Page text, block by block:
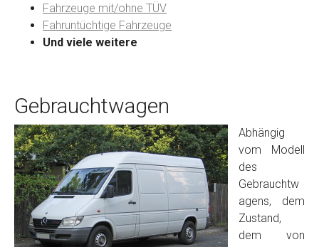
Name*
Email
PLZ und Ort
Foto Nr. 1
Fahrzeuge mit/ohne TÜV
Fahruntüchtige Fahrzeuge
Und viele weitere
Gebrauchtwagen
Abhängig
vom Modell
des
Gebrauchtw
agens, dem
Zustand,
dem von